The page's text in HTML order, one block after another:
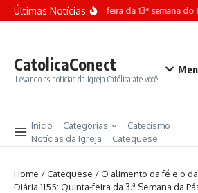
Ir para o conteúdo
Últimas NotíciasTerça-feira da 13ª semana do
CatolicaConect
Levando as noticias da Igreja Católica ate você.
Inicio Categorias
Catecismo
Notícias da Igreja
Catequese
Home /Catequese /O alimento da fé e o
Diária.1155: Quinta-feira da 3.ª Semana da